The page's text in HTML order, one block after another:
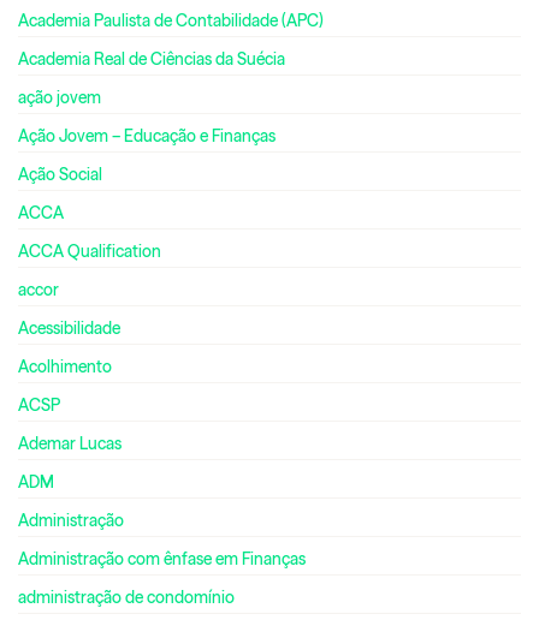
Academia Paulista de Contabilidade (APC)
Academia Real de Ciências da Suécia
ação jovem
Ação Jovem – Educação e Finanças
Ação Social
ACCA
ACCA Qualification
accor
Acessibilidade
Acolhimento
ACSP
Ademar Lucas
ADM
Administração
Administração com ênfase em Finanças
administração de condomínio